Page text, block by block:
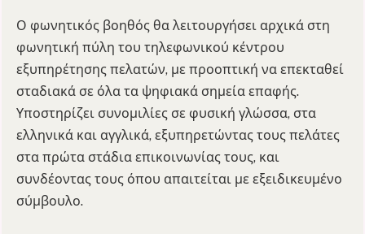
Ο φωνητικός βοηθός θα λειτουργήσει αρχικά στη
φωνητική πύλη του τηλεφωνικού κέντρου
εξυπηρέτησης πελατών, με προοπτική να επεκταθεί
σταδιακά σε όλα τα ψηφιακά σημεία επαφής.
Υποστηρίζει συνομιλίες σε φυσική γλώσσα, στα
ελληνικά και αγγλικά, εξυπηρετώντας τους πελάτες
στα πρώτα στάδια επικοινωνίας τους, και
συνδέοντας τους όπου απαιτείται με εξειδικευμένο
σύμβουλο.